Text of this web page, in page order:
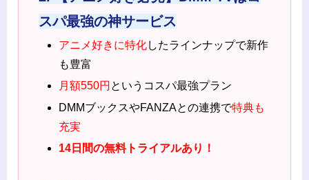
スパ最強の神サービス
アニメ好きに特化したラインナップで新作
も豊富
月額550円 というコスパ最強プラン
DMMブックスやFANZAとの連携で特典も
充実
14日間の無料トライアルあり！